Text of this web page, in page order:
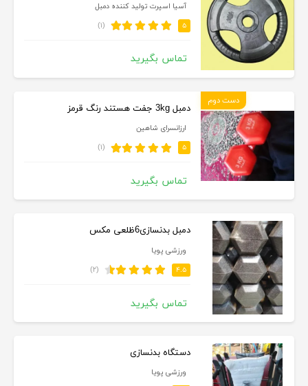
آسیا اسپرت تولید کننده دمبل
۵ (۱)
تماس بگیرید
دست دوم
دمبل 3kg جفت هستند رنگ قرمز
ارزانسرای شاهین
۵ (۱)
تماس بگیرید
دمبل بدنسازی6ظلعی مکس
ورزشی پویا
۴.۵ (۲)
تماس بگیرید
دستگاه بدنسازی
ورزشی پویا